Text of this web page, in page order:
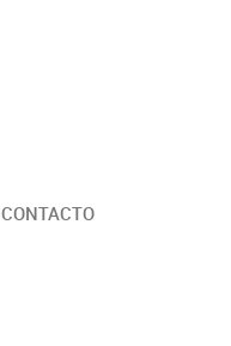
CONTACTO